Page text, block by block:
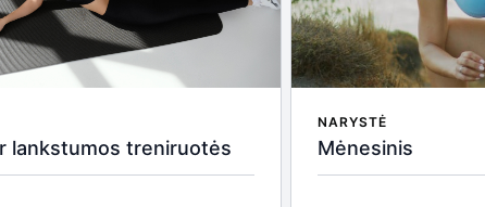
lankstumos treniruotės
NARYSTĖ
Mėnesinis